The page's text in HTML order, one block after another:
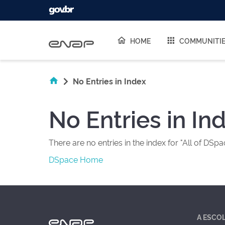
HOME
No Entries in Index
No Entries in
There are no entries in the index for "All of
DSpace Home
A